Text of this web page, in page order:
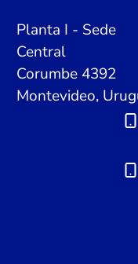
Planta I - Sede
Central
Corumbe 4392
Montevideo,